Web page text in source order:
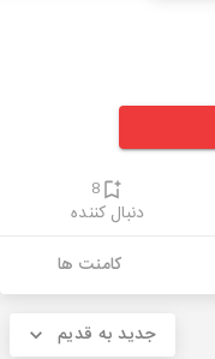
8
دنبال کننده
کامنت ها
جدید به قدیم